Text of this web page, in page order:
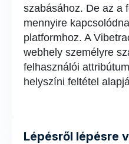
szabásához. De az a
mennyire
platformhoz. A
webhely személyre
felhasználói
helyszíni feltétel
Lépésről lépésre